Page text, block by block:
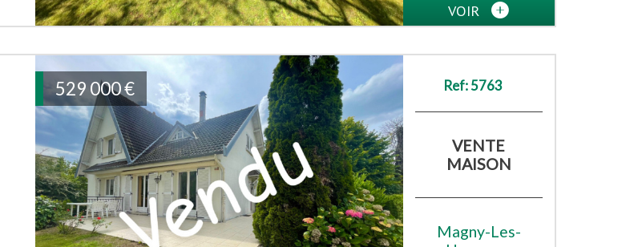
VOIR
529 000€ Ref: 5763
VENTE
MAISON
Magny-Les-